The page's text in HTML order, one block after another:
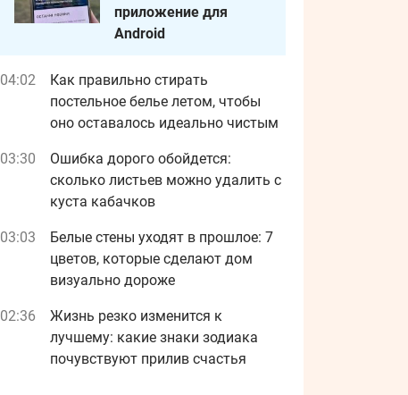
приложение для
Android
04:02
Как правильно стирать
постельное белье летом, чтобы
оно оставалось идеально чистым
03:30
Ошибка дорого обойдется:
сколько листьев можно удалить с
куста кабачков
03:03
Белые стены уходят в прошлое: 7
цветов, которые сделают дом
визуально дороже
02:36
Жизнь резко изменится к
лучшему: какие знаки зодиака
почувствуют прилив счастья